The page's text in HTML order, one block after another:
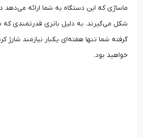
ماساژی که این دستگاه به شما ارائه می‌دهد در
شکل می‌گیرند. به دلیل باتری قدرتمندی که در
گرفته شما تنها هفته‌ای یکبار نیازمند شارژ کردن
خواهید بود.